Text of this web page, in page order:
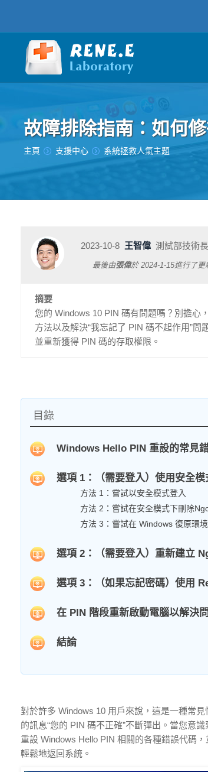
故障排除指南：如何
您在此处：
主頁 支援中心 系統拯救人氣主題
2023-10-8 王智偉 測試部技術長
最後由張偉於2024-1-15進行了更
摘要
您的 Windows 10 PIN 碼有問題嗎？別擔心
方法以及解決“我忘記了 PIN 碼不起作用”
並重新獲得 PIN 碼的存取權限。
目錄
Windows Hello PIN 重設的常見
選項 1：（需要登入）使用安全模
方法 1：嘗試以安全模式登入
方法 2：嘗試在安全模式下刪除
方法 3：嘗試在 Windows 復原環
選項 2：（需要登入）重新建立
選項 3：（如果忘記密碼）使用
在 PIN 階段重新啟動電腦以解決
結論
對於許多 Windows 10 用戶來說，這是一種常
的訊息“您的 PIN 碼不正確”不斷彈出。當您意
重設 Windows Hello PIN 相關的各種錯誤代碼
輕鬆地返回系統。